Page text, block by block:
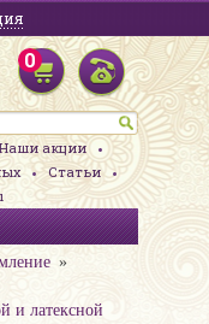
0
Наши акции
Статьи
латексной